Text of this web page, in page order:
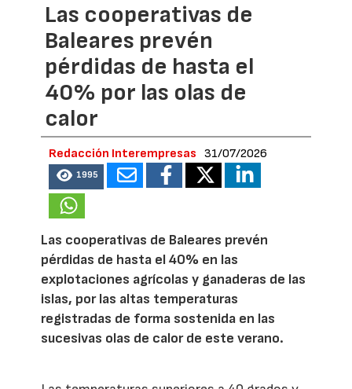
Las cooperativas de
Baleares prevén
pérdidas de hasta el
40% por las olas de
calor
Redacción Interempresas 31/07/2026
1995
Las cooperativas de Baleares prevén
pérdidas de hasta el 40% en las
explotaciones agrícolas y ganaderas de las
islas, por las altas temperaturas
registradas de forma sostenida en las
sucesivas olas de calor de este verano.